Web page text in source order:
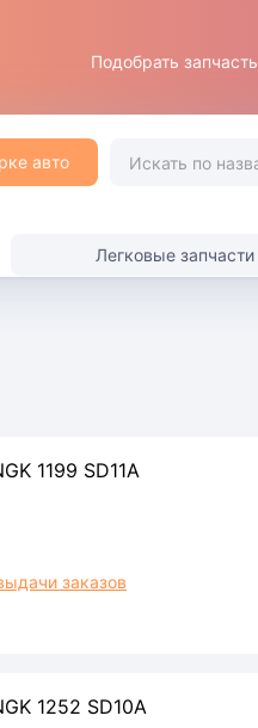
Подобрать запчасть
авто
Легковые запчасти
1199 SD11A
заказов
1252 SD10A